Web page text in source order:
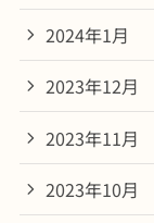
2024年1月
2023年12月
2023年11月
2023年10月